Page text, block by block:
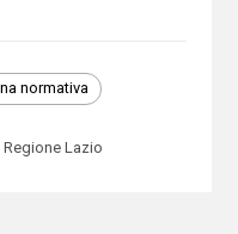
normativa
Regione Lazio